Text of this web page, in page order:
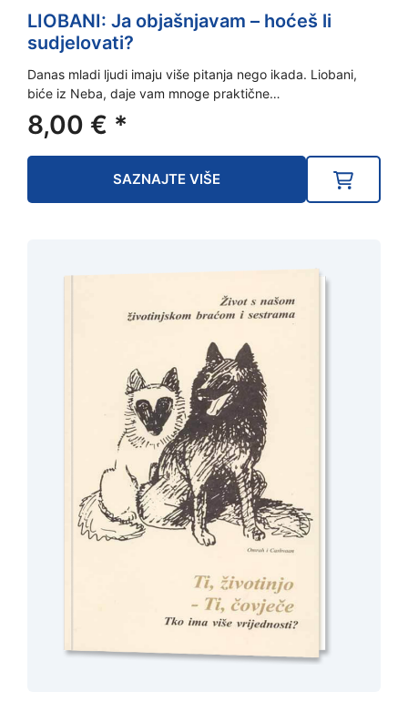
LIOBANI: Ja objašnjavam – hoćeš li
sudjelovati?
Danas mladi ljudi imaju više pitanja nego ikada. Liobani,
biće iz Neba, daje vam mnoge praktične…
8,00 € *
SAZNAJTE VIŠE